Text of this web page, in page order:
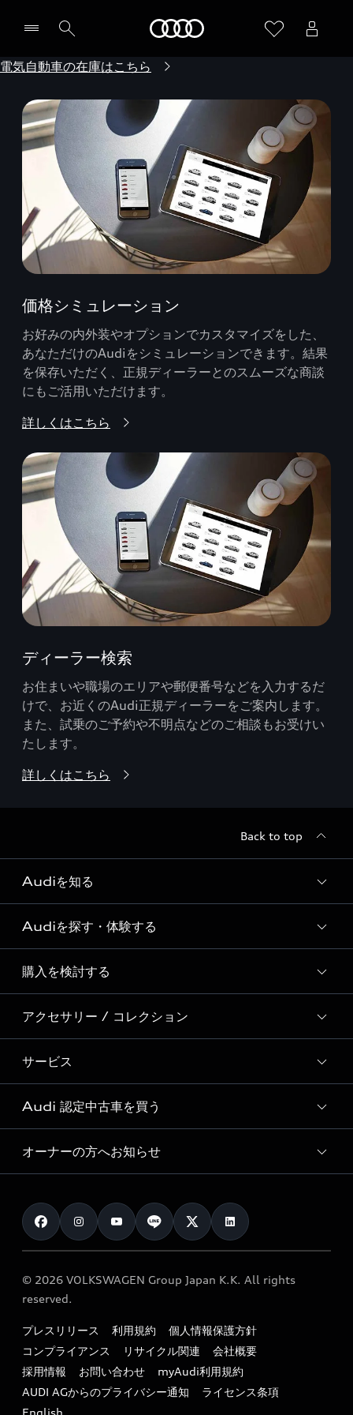
電気自動車の在庫はこちら
価格シミュレーション
お好みの内外装やオプションでカスタマイズをした、
あなただけのAudiをシミュレーションできます。結果
を保存いただく、正規ディーラーとのスムーズな商談
にもご活用いただけます。
詳しくはこちら
ディーラー検索
お住まいや職場のエリアや郵便番号などを入力するだ
けで、お近くのAudi正規ディーラーをご案内します。
また、試乗のご予約や不明点などのご相談もお受けい
たします。
詳しくはこちら
Back to top
Audiを知る
Audi ブランド
Story of Progress
Audi Sport
Formula 1®
デジタルサービス
Audiを探す・体験する
ディーラー検索
新車在庫検索
試乗車・展示車検索
見積り依頼
試乗予約
購入を検討する
モデル一覧
特別仕様モデル / 限定モデル
e-tronラインアップ
価格シミュレーション
車両比較
カタログ一覧
アクセサリー / コレクション
純正アクセサリー
オンラインショップ
Audi collection
アウディナビアプリ
サービス
サービス入庫予約
サービスプログラム
メンテナンス
車検 / 定期点検
e-tronアフターサポート
myAudi
Audi 認定中古車を買う
Audi認定中古車
クオリティ
保証
メンテナンス
ファイナンス
キャンペーン / イベント
買取査定
オーナーの方へお知らせ
お知らせ
オーナー様向けキャンペーン
特定整備適用車一覧
リサイクル法
よくある質問（FAQ）
© 2026 VOLKSWAGEN Group Japan K.K. All rights
reserved.
プレスリリース 利用規約
個人情報保護方針
コンプライアンス
リサイクル関連
会社概要
採用情報
お問い合わせ
myAudi利用規約
AUDI AGからのプライバシー通知
ライセンス条項
English